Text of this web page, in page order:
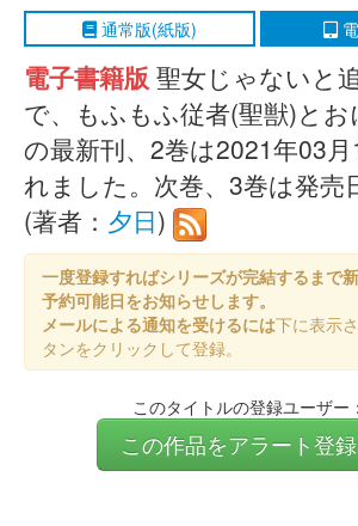
通常版(紙版)
電子書籍版 聖女じゃないと
で、もふもふ従者(聖獣)と
の最新刊、2巻は2021年03
れました。次巻、3巻は発売
(著者： 夕日)
一度登録すればシリーズが完結するまで
予約可能日をお知らせします。
メールによる通知を受けるには下に表示
タンをクリックして登録。
このタイトルの登録ユーザー
この作品をアラート登